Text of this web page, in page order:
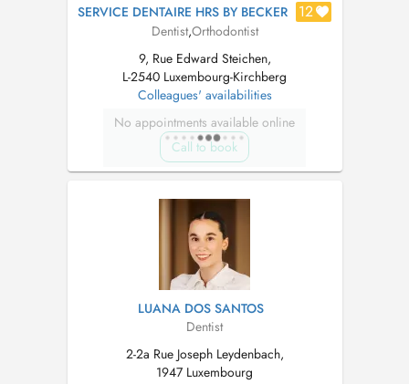
SERVICE DENTAIRE HRS BY BECKER 12
Dentist,Orthodontist
9, Rue Edward Steichen,
L-2540 Luxembourg-Kirchberg
Colleagues' availabilities
No appointments available online
Call to book
LUANA DOS SANTOS
Dentist
2-2a Rue Joseph Leydenbach,
1947 Luxembourg